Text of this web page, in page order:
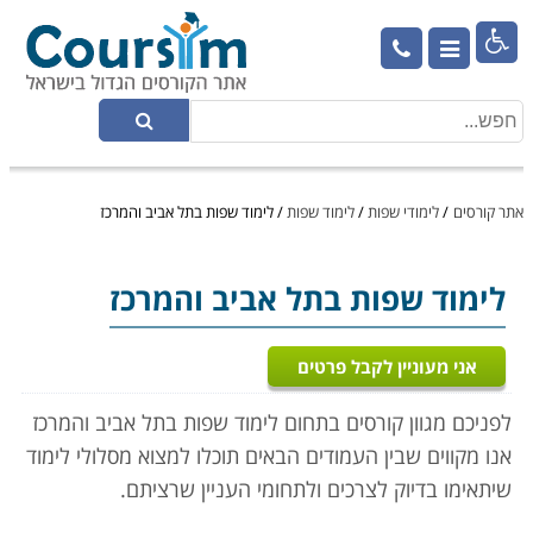

אתר קורסים /לימודי שפות/לימוד שפות/לימוד שפות בתל אביב והמרכז
לימוד שפותבתל אביב והמרכז
אני מעוניין לקבל פרטים
לפניכם מגוון קורסים בתחום לימוד שפות בתל אביב והמרכז
אנו מקווים שבין העמודים הבאים תוכלו למצוא מסלולי לימוד
שיתאימו בדיוק לצרכים ולתחומי העניין שרציתם.